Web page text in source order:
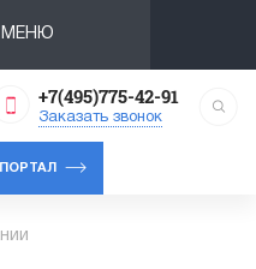
МЕНЮ
+7(495)775-42-91
Заказать звонок